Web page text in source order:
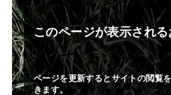
このページが表示され
ページを更新するとサイトの閲覧
きます。